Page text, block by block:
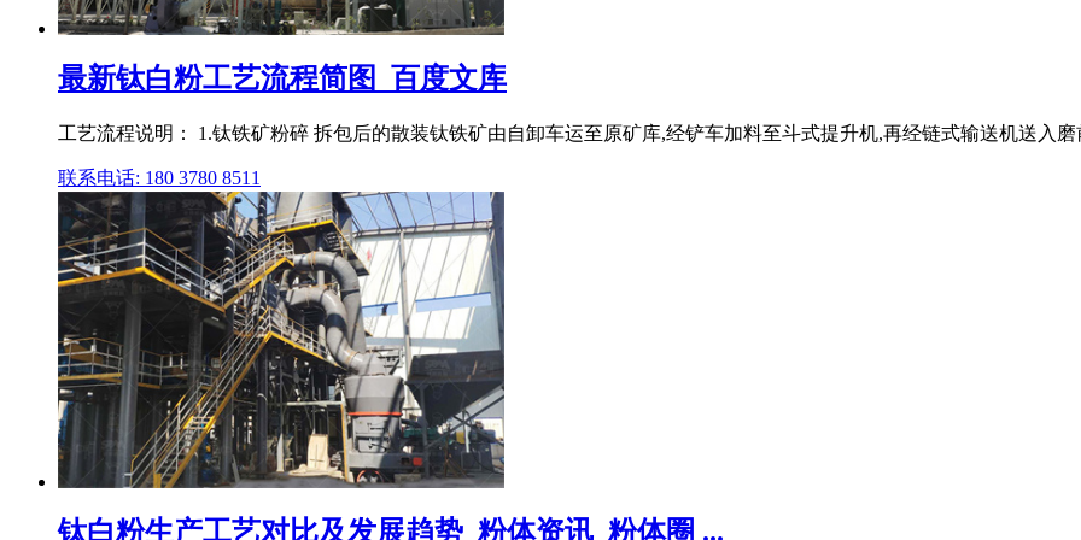
最新钛白粉工艺流程简图_百度文库
工艺流程说明： 1.钛铁矿粉碎 拆包后的散装钛铁矿由自卸车运至原矿库,经铲车加料至斗式提升机,再经链式输送机送入磨
联系电话: 180 3780 8511
钛白粉生产工艺对比及发展趋势_粉体资讯_粉体圈 ...